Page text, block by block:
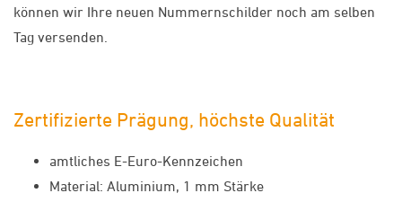
können wir Ihre neuen Nummernschilder noch am selben
Tag versenden.
Zertifizierte Prägung, höchste Qualität
amtliches E-Euro-Kennzeichen
Material: Aluminium, 1 mm Stärke